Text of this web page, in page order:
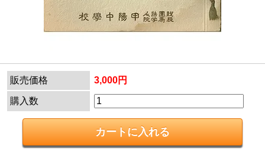
販売価格 3,000円
購入数